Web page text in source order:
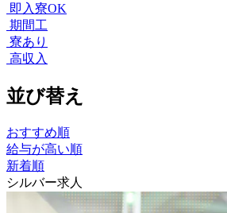
即入寮OK
期間工
寮あり
高収入
並び替え
おすすめ順
給与が高い順
新着順
シルバー求人